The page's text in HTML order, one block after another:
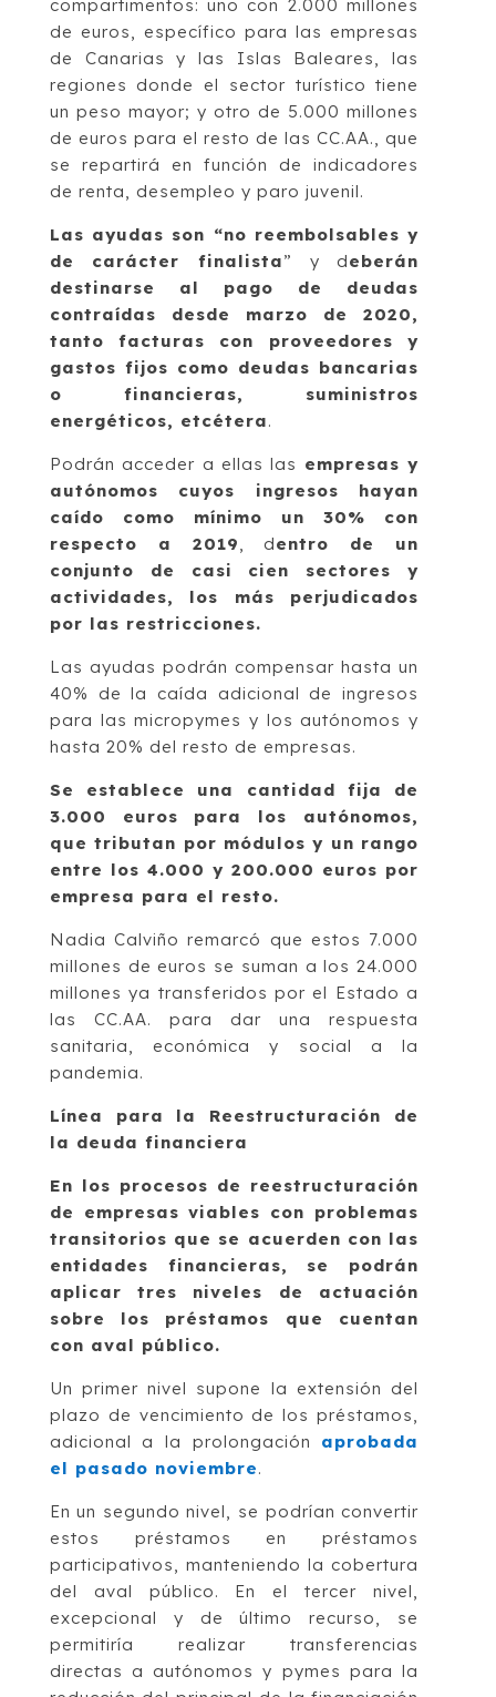
compartimentos: uno con 2.000 millones
de euros, específico para las empresas
de Canarias y las Islas Baleares, las
regiones donde el sector turístico tiene
un peso mayor; y otro de 5.000 millones
de euros para el resto de las CC.AA., que
se repartirá en función de indicadores
de renta, desempleo y paro juvenil.
Las ayudas son “no reembolsables y
de carácter finalista” y deberán
destinarse al pago de deudas
contraídas desde marzo de 2020,
tanto facturas con proveedores y
gastos fijos como deudas bancarias
o financieras, suministros
energéticos, etcétera.
Podrán acceder a ellas las empresas y
autónomos cuyos ingresos hayan
caído como mínimo un 30% con
respecto a 2019, dentro de un
conjunto de casi cien sectores y
actividades, los más perjudicados
por las restricciones.
Las ayudas podrán compensar hasta un
40% de la caída adicional de ingresos
para las micropymes y los autónomos y
hasta 20% del resto de empresas.
Se establece una cantidad fija de
3.000 euros para los autónomos,
que tributan por módulos y un rango
entre los 4.000 y 200.000 euros por
empresa para el resto.
Nadia Calviño remarcó que estos 7.000
millones de euros se suman a los 24.000
millones ya transferidos por el Estado a
las CC.AA. para dar una respuesta
sanitaria, económica y social a la
pandemia.
Línea para la Reestructuración de
la deuda financiera
En los procesos de reestructuración
de empresas viables con problemas
transitorios que se acuerden con las
entidades financieras, se podrán
aplicar tres niveles de actuación
sobre los préstamos que cuentan
con aval público.
Un primer nivel supone la extensión del
plazo de vencimiento de los préstamos,
adicional a la prolongación aprobada
el pasado noviembre.
En un segundo nivel, se podrían convertir
estos préstamos en préstamos
participativos, manteniendo la cobertura
del aval público. En el tercer nivel,
excepcional y de último recurso, se
permitiría realizar transferencias
directas a autónomos y pymes para la